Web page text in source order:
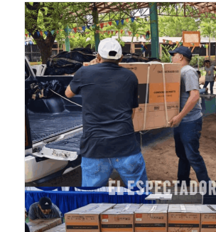
Erika Urtecho agradece baby